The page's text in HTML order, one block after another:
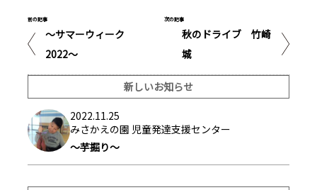
前の記事
～サマーウィーク
2022～
次の記事
秋のドライブ 竹崎
城
新しいお知らせ
2022.11.25
みさかえの園 児童発達支援センター
～芋掘り～